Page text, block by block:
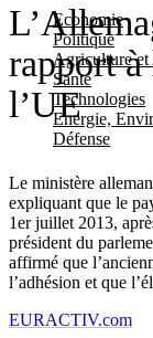
Economie
Politique
Agriculture
Santé
Technologies
Energie,
Défense
rapport à
l’UE
Le ministère
expliquant que le
1er juillet 2013,
président du
affirmé que
l’adhésion et que
EURACTIV.com